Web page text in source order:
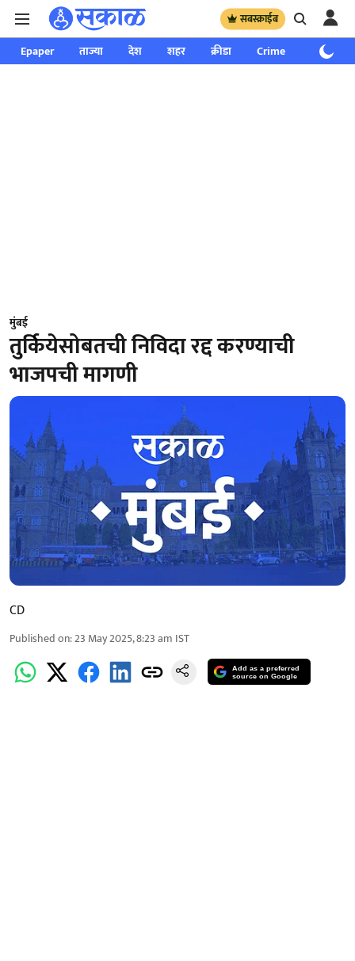
सबस्क्राईब
Epaper ताज्या देश शहर क्रीडा Crime साप्ताहिक
मुंबई
तुर्कियेसोबतची निविदा रद्द करण्याची
भाजपची मागणी
CD
Published on:23 May 2025, 8:23 am IST
Add as a preferred
source on Google